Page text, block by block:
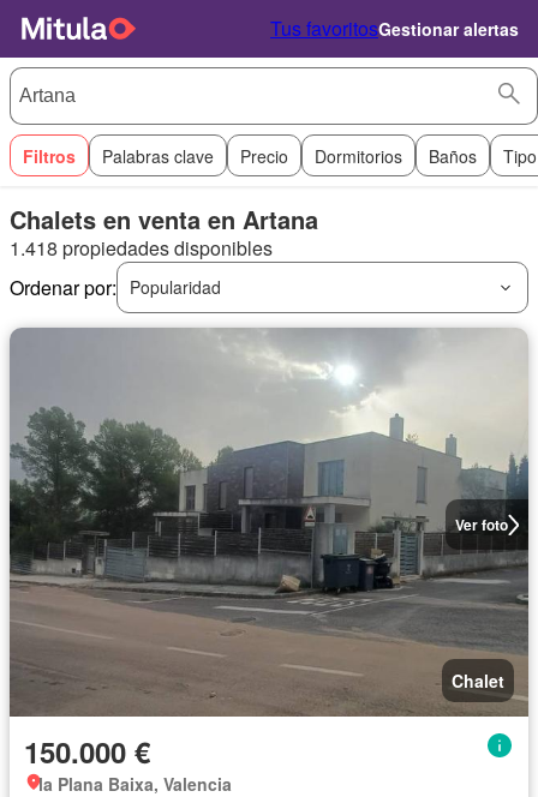
Tus favoritosGestionar alertas
Filtros Palabras clave Precio Dormitorios Baños
Chalets en venta en Artana
1.418 propiedades disponibles
Ordenar por:
Popularidad
Ver foto
Chalet
150.000 €
la Plana Baixa, Valencia